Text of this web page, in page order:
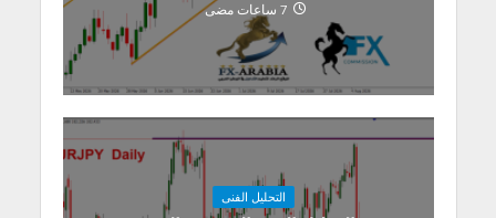
7 ساعات مضى
التحليل الفنى